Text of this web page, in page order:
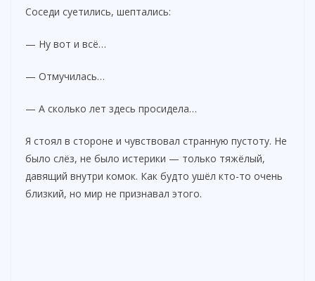
Соседи суетились, шептались:
— Ну вот и всё…
— Отмучилась…
— А сколько лет здесь просидела…
Я стоял в стороне и чувствовал странную пустоту. Не
было слёз, не было истерики — только тяжёлый,
давящий внутри комок. Как будто ушёл кто-то очень
близкий, но мир не признавал этого.